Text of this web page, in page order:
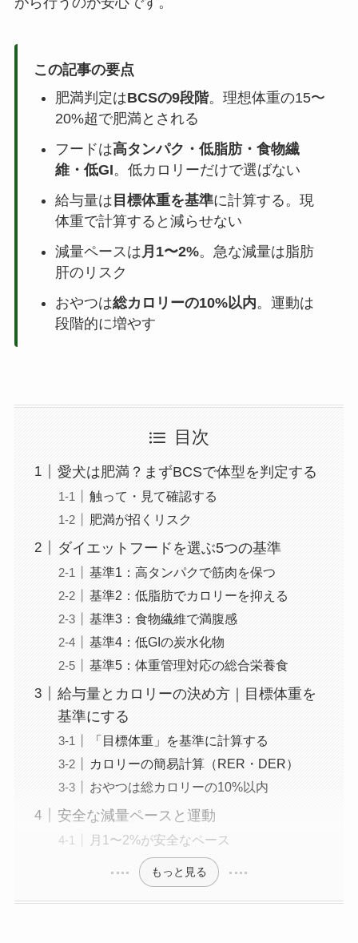
この記事の要点
肥満判定はBCSの9段階。理想体重の15〜
20%超で肥満とされる
フードは高タンパク・低脂肪・食物繊
維・低GI。低カロリーだけで選ばない
給与量は 目標体重を基準に計算する。現
体重で計算すると減らせない
減量ペースは月1〜2%。急な減量は脂肪
肝のリスク
おやつは総カロリーの10%以内。運動は
段階的に増やす
目次
愛犬は肥満？まずBCSで体型を判定する
触って・見て確認する
肥満が招くリスク
ダイエットフードを選ぶ5つの基準
基準1：高タンパクで筋肉を保つ
基準2：低脂肪でカロリーを抑える
基準3：食物繊維で満腹感
基準4：低GIの炭水化物
基準5：体重管理対応の総合栄養食
給与量とカロリーの決め方｜目標体重を
基準にする
「目標体重」を基準に計算する
カロリーの簡易計算（RER・DER）
おやつは総カロリーの10%以内
安全な減量ペースと運動
月1〜2%が安全なペース
もっと見る